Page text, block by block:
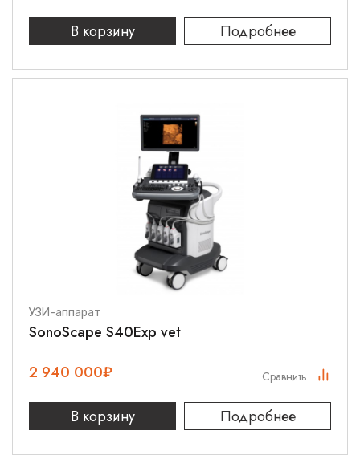
В корзину Подробнее
УЗИ-аппарат
SonoScape S40Exp vet
2 940 000₽
В корзину Подробнее
Сравнить